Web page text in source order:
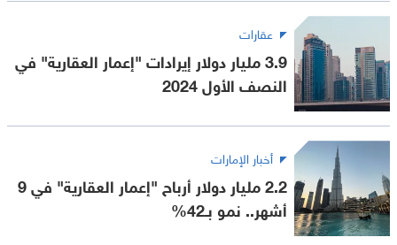
عقارات
3.9 مليار دولار إيرادات "إعمار العقارية" في
النصف الأول 2024
أخبار الإمارات
2.2 مليار دولار أرباح "إعمار العقارية" في 9
أشهر.. نمو بـ42%